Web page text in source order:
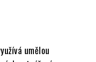
umělou